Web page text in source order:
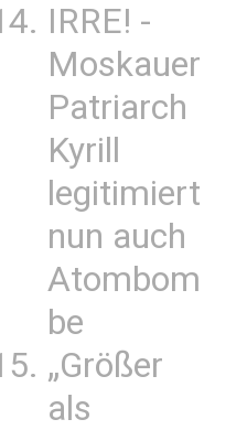
IRRE! -
Moskauer
Patriarch
Kyrill
legitimiert
nun auch
Atombom
be
„Größer
als